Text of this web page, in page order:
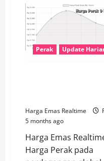
Perak Update
Harga Emas Realtime
5 months ago
Harga Emas
Harga Perak pada